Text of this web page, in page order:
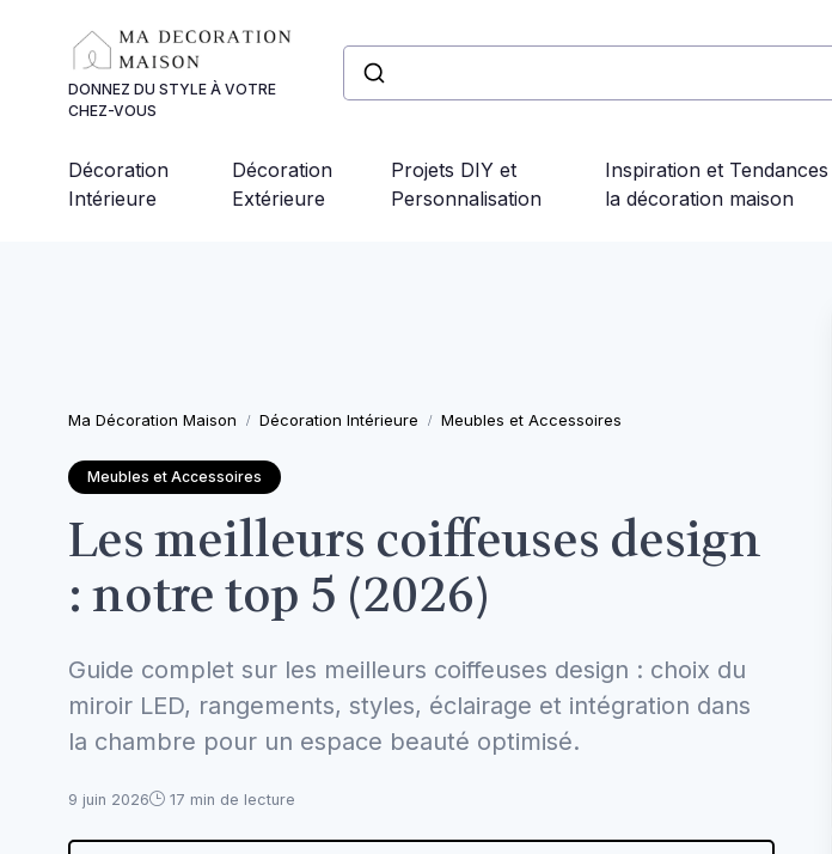
DONNEZ DU STYLE À VOTRE
CHEZ-VOUS
Décoration
Intérieure
Décoration
Extérieure
Projets DIY et
Personnalisation
Inspiration et Tendances
la décoration maison
Ma Décoration Maison Décoration Intérieure Meubles et Accessoires
Meubles et Accessoires
Les meilleurs coiffeuses design
: notre top 5 (2026)
Guide complet sur les meilleurs coiffeuses design : choix du
miroir LED, rangements, styles, éclairage et intégration dans
la chambre pour un espace beauté optimisé.
9 juin 2026 17 min de lecture